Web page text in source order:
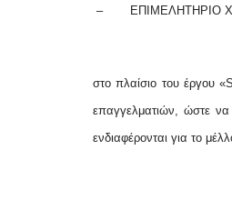
– ΕΠΙΜΕΛΗΤΗΡΙΟ
στο πλαίσιο του έργου
επαγγελματιών, ώστε
ενδιαφέρονται για το